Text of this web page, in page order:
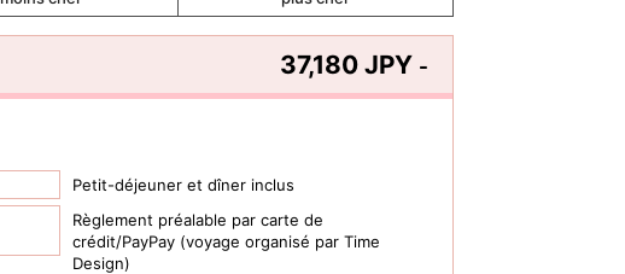
37,180 JPY -
Petit-déjeuner et dîner inclus
Règlement préalable par carte de
crédit/PayPay (voyage organisé par Time
Design)